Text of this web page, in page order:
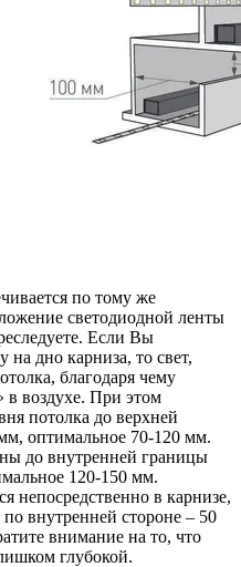
по тому же
светодиодной ленты
Если Вы
на дно карниза, то свет,
благодаря чему
в воздухе. При этом
потолка до верхней
оптимальное 70-120 мм.
до внутренней границы
120-150 мм.
непосредственно в карнизе,
внутренней стороне – 50
внимание на то, что
глубокой.